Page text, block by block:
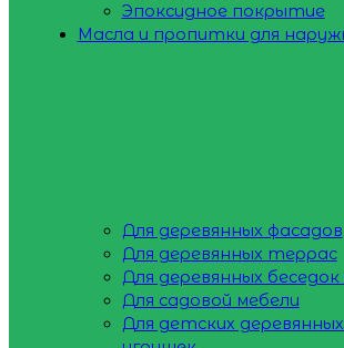
Эпоксидное покрытие
Масла и пропитки для
Для деревянных фасадов
Для деревянных террас
Для деревянных
Для садовой мебели
Для детских